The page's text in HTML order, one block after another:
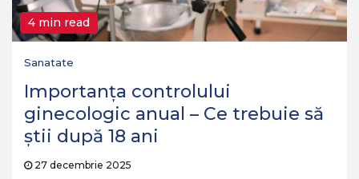
4 min read
Sanatate
Importanța controlului
ginecologic anual – Ce trebuie să
știi după 18 ani
27 decembrie 2025